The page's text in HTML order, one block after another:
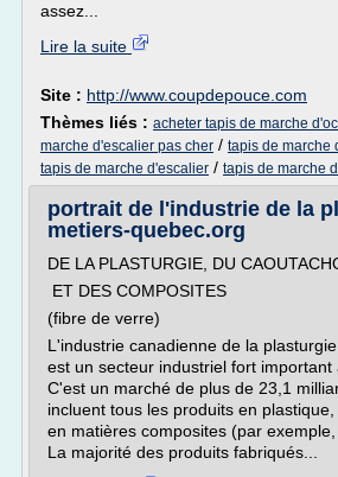
assez...
Lire la suite
Site : http://www.coupdepouce.com
Thèmes liés : acheter tapis de marche
marche d'escalier pas cher / tapis de marche
tapis de marche d'escalier / tapis de marche
portrait de l'industrie de la
metiers-quebec.org
DE LA PLASTURGIE, DU
ET DES COMPOSITES
(fibre de verre)
L'industrie canadienne de la
est un secteur industriel fort important
C'est un marché de plus de 23,1
incluent tous les produits en
en matières composites (par
La majorité des produits fabriqués...